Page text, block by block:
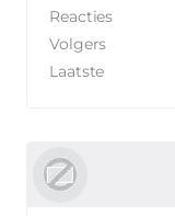
Reacties
Volgers
Laatste